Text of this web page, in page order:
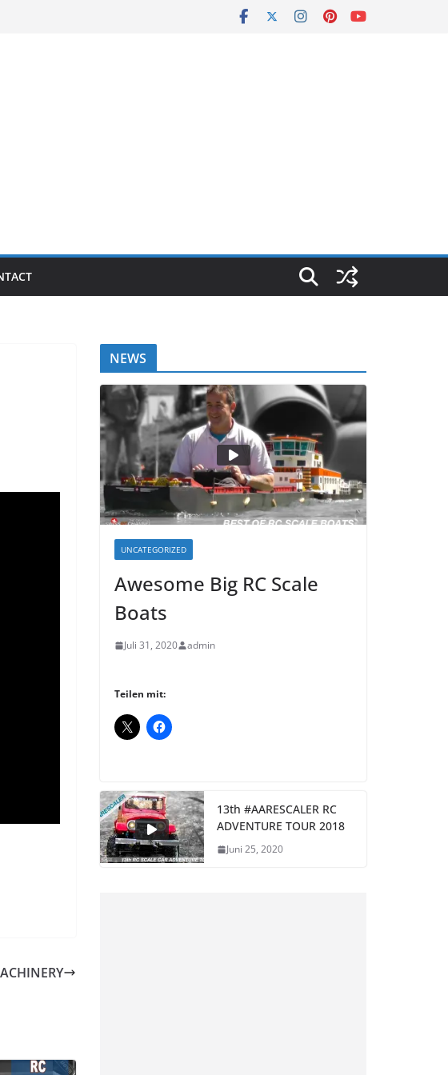
NEWS
UNCATEGORIZED
Awesome Big RC Scale
Boats
Juli 31, 2020 admin
Teilen mit:
13th #AARESCALER RC
ADVENTURE TOUR 2018
Juni 25, 2020